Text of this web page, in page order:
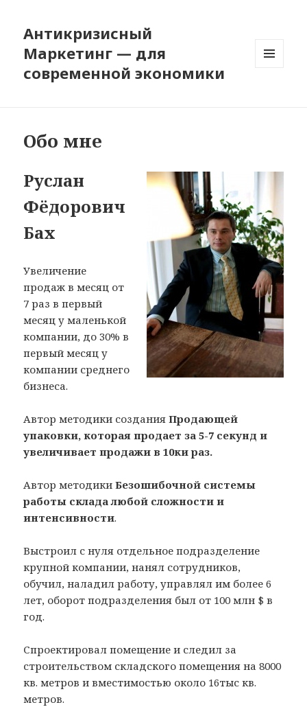
Антикризисный
Маркетинг — для
современной экономики
Обо мне
Руслан
Фёдорович
Бах
Увеличение
продаж в месяц от
7 раз в первый
месяц у маленькой
компании, до 30% в
первый месяц у
компании среднего
бизнеса.
Автор методики созданияПродающей
упаковки, которая продает за 5-7 секунд и
увеличивает продажи в 10ки раз.
Автор методикиБезошибочной системы
работы склада любой сложности и
интенсивности.
Выстроил с нуля отдельное подразделение
крупной компании, нанял сотрудников,
обучил, наладил работу, управлял им более 6
лет, оборот подразделения был от 100 млн $ в
год.
Спроектировал помещение и следил за
строительством складского помещения на 8000
кв. метров и вместимостью около 16тыс кв.
метров.